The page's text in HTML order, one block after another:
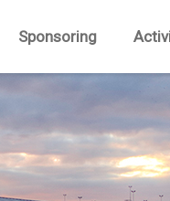
Sponsoring